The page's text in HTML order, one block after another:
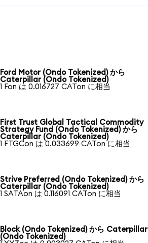
Ford Motor (Ondo Tokenized) から
Caterpillar (Ondo Tokenized)
1 Fon は 0.016727 CATon に相当
First Trust Global Tactical Commodity
Strategy Fund (Ondo Tokenized) から
Caterpillar (Ondo Tokenized)
1 FTGCon は 0.033699 CATon に相当
Strive Preferred (Ondo Tokenized) から
Caterpillar (Ondo Tokenized)
1 SATAon は 0.116091 CATon に相当
Block (Ondo Tokenized) から Caterpillar
(Ondo Tokenized)